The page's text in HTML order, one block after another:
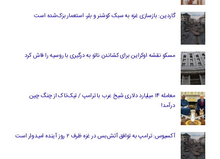
گاردین: بازسازی غزه به سبک کوشنر و بلر، استعمار بزک‌شده است
مسکو نقشه اوکراین برای کشاندن ناتو به درگیری با روسیه را فاش کرد
معامله ۱۴ میلیارد دلاری شیخ عرب با ترامپ / تیک‌تاک از چنگ چین
درآمد!
آکسیوس: ترامپ به توافق آتش‌بس در غزه ظرف ۲ روز آینده امیدوار است